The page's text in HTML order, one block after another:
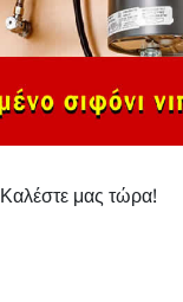
Καλέστε μας τώρα!